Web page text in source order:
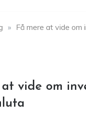
» Få mere at vide om
at vide om